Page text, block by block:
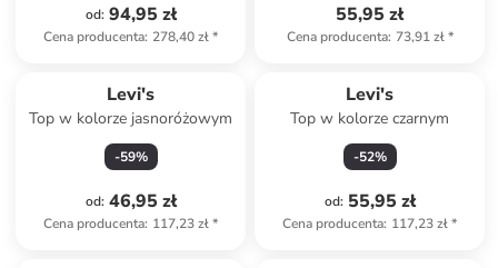
od: 94,95 zł
Cena producenta: 278,40 zł*
55,95 zł
Cena producenta: 73,91 zł*
Levi's
Top w kolorze jasnoróżowym
-59%
od: 46,95 zł
Cena producenta: 117,23 zł*
Levi's
Top w kolorze czarnym
-52%
od: 55,95 zł
Cena producenta: 117,23 zł*